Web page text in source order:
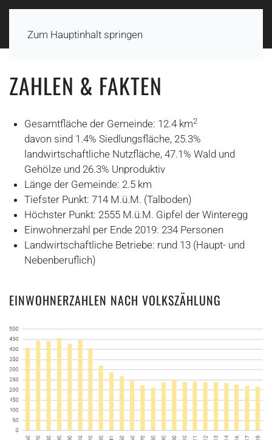
Zum Hauptinhalt springen
ZAHLEN & FAKTEN
Gesamtfläche der Gemeinde: 12.4 km2
davon sind 1.4% Siedlungsfläche, 25.3%
landwirtschaftliche Nutzfläche, 47.1% Wald und
Gehölze und 26.3% Unproduktiv
Länge der Gemeinde: 2.5 km
Tiefster Punkt: 714 M.ü.M. (Talboden)
Höchster Punkt: 2555 M.ü.M. Gipfel der Winteregg
Einwohnerzahl per Ende 2019: 234 Personen
Landwirtschaftliche Betriebe: rund 13 (Haupt- und
Nebenberuflich)
EINWOHNERZAHLEN NACH VOLKSZÄHLUNG